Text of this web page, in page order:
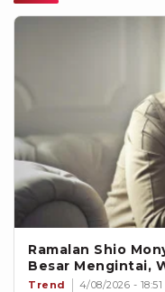
Ramalan Shio
Besar Mengintai,
Trend 4/08/2026 - 18:51